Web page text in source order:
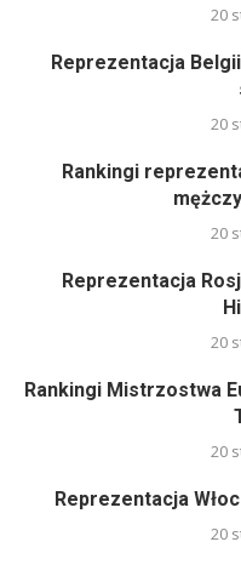
20
Reprezentacja
20
Rankingi
20
Reprezentacja
20
Rankingi Mistrzostwa
20
Reprezentacja
20